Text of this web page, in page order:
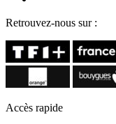
Retrouvez-nous sur :
Accès rapide